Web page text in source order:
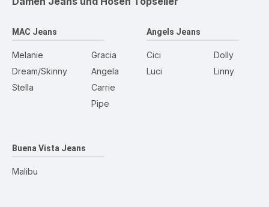
MAC Jeans
Melanie
Dream/Skinny
Stella
Gracia
Angela
Carrie
Pipe
Angels Jeans
Cici
Luci
Dolly
Linny
Buena Vista Jeans
Malibu